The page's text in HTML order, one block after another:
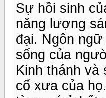
Sự hồi sinh
năng lượng
đại. Ngôn
sống của
Kinh thánh
cổ xưa của